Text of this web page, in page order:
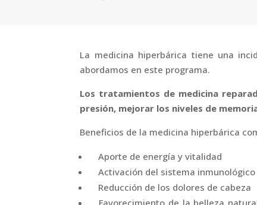
La medicina hiperbárica tiene una
abordamos en este programa.
Los tratamientos de medicina
presión, mejorar los niveles de
Beneficios de la medicina hiperbárica
Aporte de energía y vitalidad
Activación del sistema
Reducción de los dolores de cabeza